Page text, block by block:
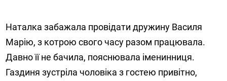
Наталка забажала провідати дружину Василя
Марію, з котрою свого часу разом працювала.
Давно її не бачила, пояснювала іменинниця.
Газдиня зустріла чоловіка з гостею привітно,